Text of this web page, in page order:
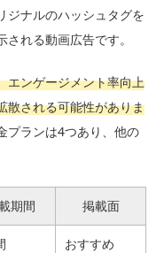
ジナルのハッシュタグを
れる動画広告です。
エンゲージメント率向上
散される可能性がありま
プランは4つあり、他の
期間 掲載面
おすすめ